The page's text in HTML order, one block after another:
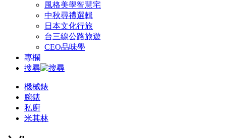
風格美學智慧宅
中秋尋禮選輯
日本文化行旅
台三線公路旅遊
CEO品味學
專欄
搜尋
機械錶
腕錶
私廚
米其林